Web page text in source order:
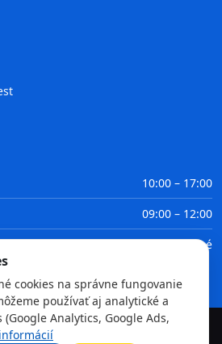
10:00 – 17:00
09:00 – 12:00
Zatvorené
podmienky GDPR
• Všetky práva vyhradené
cookies na správne fungovanie
používať aj analytické a
Analytics, Google Ads,